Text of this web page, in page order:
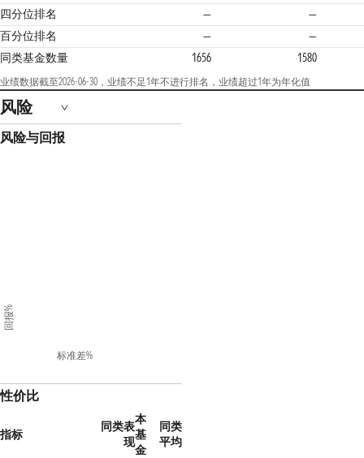
四分位排名
—
—
百分位排名
—
—
同类基金数量
1656 1580
业绩数据截至2026-06-30，业绩不足1年不进行排名，业绩超过1年为年化值
风险
风险与回报
标准差%
回报%
性价比
指标
同类表
现
本
基
金
同类
平均